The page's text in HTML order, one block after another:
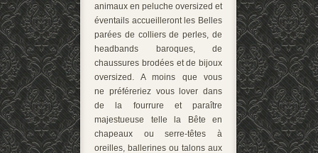
animaux en peluche oversized et
éventails accueilleront les Belles
parées de colliers de perles, de
headbands baroques, de
chaussures brodées et de bijoux
oversized. A moins que vous
ne préféreriez vous lover dans
de la fourrure et paraître
majestueuse telle la Bête en
chapeaux ou serre-têtes à
oreilles, ballerines ou talons aux